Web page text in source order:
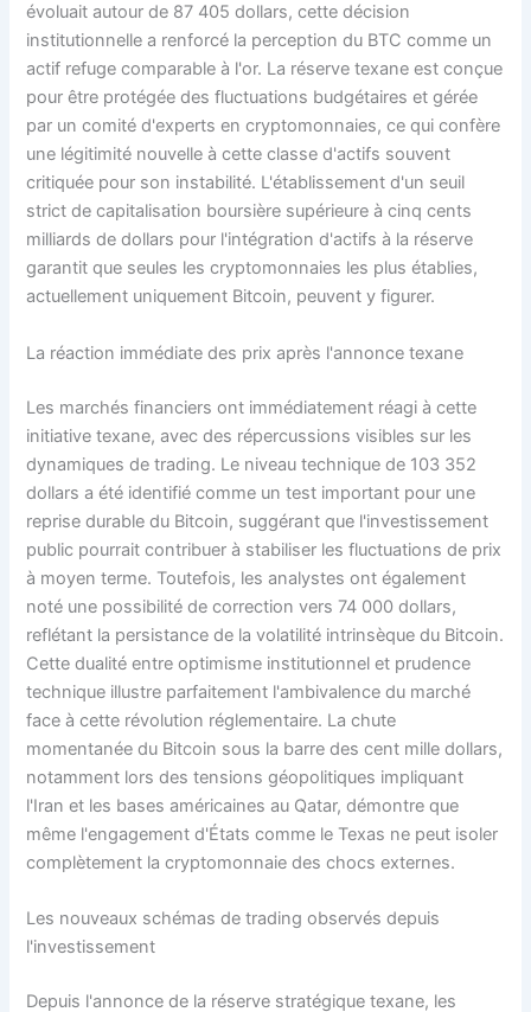
évoluait autour de 87 405 dollars, cette décision
institutionnelle a renforcé la perception du BTC comme un
actif refuge comparable à l'or. La réserve texane est conçue
pour être protégée des fluctuations budgétaires et gérée
par un comité d'experts en cryptomonnaies, ce qui confère
une légitimité nouvelle à cette classe d'actifs souvent
critiquée pour son instabilité. L'établissement d'un seuil
strict de capitalisation boursière supérieure à cinq cents
milliards de dollars pour l'intégration d'actifs à la réserve
garantit que seules les cryptomonnaies les plus établies,
actuellement uniquement Bitcoin, peuvent y figurer.
La réaction immédiate des prix après l'annonce texane
Les marchés financiers ont immédiatement réagi à cette
initiative texane, avec des répercussions visibles sur les
dynamiques de trading. Le niveau technique de 103 352
dollars a été identifié comme un test important pour une
reprise durable du Bitcoin, suggérant que l'investissement
public pourrait contribuer à stabiliser les fluctuations de prix
à moyen terme. Toutefois, les analystes ont également
noté une possibilité de correction vers 74 000 dollars,
reflétant la persistance de la volatilité intrinsèque du Bitcoin.
Cette dualité entre optimisme institutionnel et prudence
technique illustre parfaitement l'ambivalence du marché
face à cette révolution réglementaire. La chute
momentanée du Bitcoin sous la barre des cent mille dollars,
notamment lors des tensions géopolitiques impliquant
l'Iran et les bases américaines au Qatar, démontre que
même l'engagement d'États comme le Texas ne peut isoler
complètement la cryptomonnaie des chocs externes.
Les nouveaux schémas de trading observés depuis
l'investissement
Depuis l'annonce de la réserve stratégique texane, les